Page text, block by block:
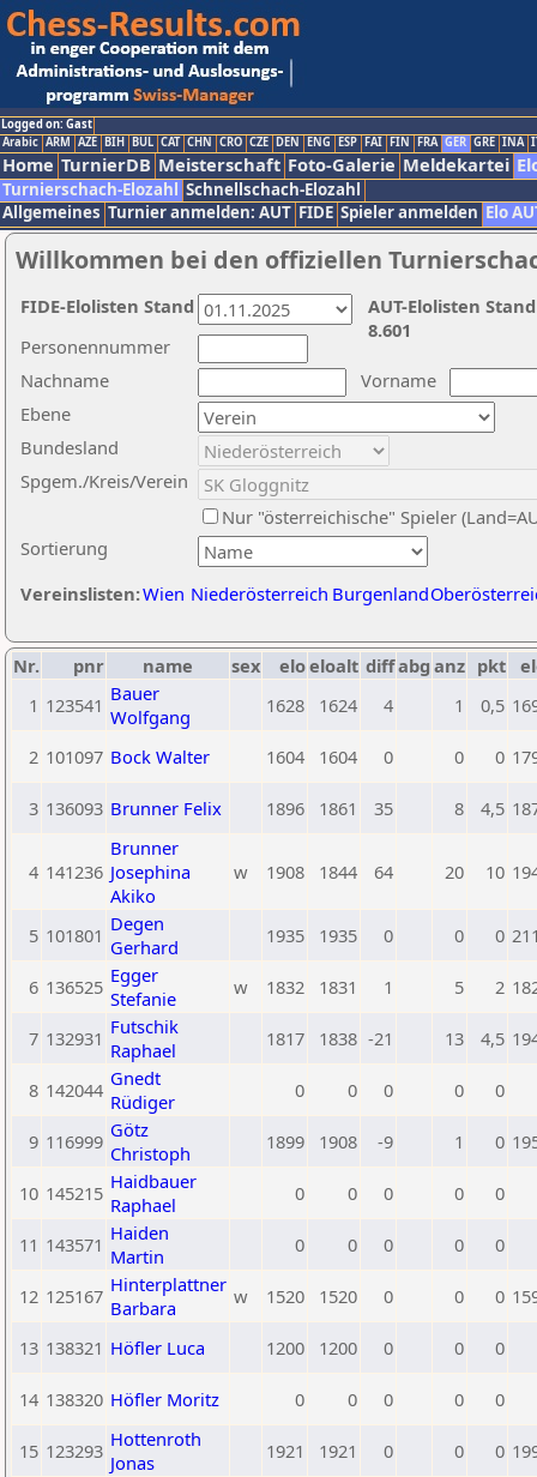
Logged on: Gast
Arabic ARM AZE BIH BUL CAT CHN CRO CZE DEN ENG ESP FAI FIN FRA GER GRE INA
Home TurnierDB Meisterschaft Foto-Galerie Meldekartei
Turnierschach-Elozahl Schnellschach-Elozahl
Allgemeines Turnier anmelden: AUT FIDE Spieler anmelden Elo
Willkommen bei den offiziellen
Nachname
Vorname
Ebene
Sortierung
Personennummer
Bundesland
Spgem./Kreis/Verein
Nur "österreichische" Spieler
Vereinslisten:Wien Niederösterreich Burgenland
AUT-Elolisten
8.601
FIDE-Elolisten Stand
Nr. pnr name sex eloeloalt diffabg anz pkt
1 123541 Bauer
Wolfgang
1628 1624 4 1 0,5
2 101097 Bock Walter 1604 1604 0 0 0
3 136093 Brunner Felix 1896 1861 35 8 4,5
4 141236
Brunner
Josephina
Akiko
w 1908 1844 64 20 10
5 101801 Degen
Gerhard
1935 1935 0 0 0
6 136525 Egger
Stefanie
w 1832 1831 1 5 2
7 132931 Futschik
Raphael
1817 1838 -21 13 4,5
8 142044 Gnedt
Rüdiger
0 0 0 0 0
9 116999 Götz
Christoph
1899 1908 -9 1 0
10 145215 Haidbauer
Raphael
0 0 0 0 0
11 143571 Haiden
Martin
0 0 0 0 0
12 125167 Hinterplattner
Barbara
w 1520 1520 0 0 0
13 138321 Höfler Luca 1200 1200 0 0 0
14 138320 Höfler Moritz 0 0 0 0 0
15 123293 Hottenroth
Jonas
1921 1921 0 0 0